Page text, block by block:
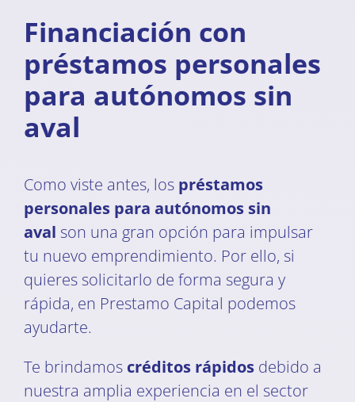
Financiación con
préstamos personales
para autónomos sin
aval
Como viste antes, los préstamos
personales para autónomos sin
aval son una gran opción para impulsar
tu nuevo emprendimiento. Por ello, si
quieres solicitarlo de forma segura y
rápida, en Prestamo Capital podemos
ayudarte.
Te brindamos créditos rápidos debido a
nuestra amplia experiencia en el sector